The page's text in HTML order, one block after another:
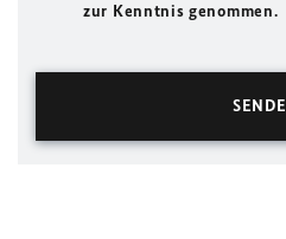
zur Kenntnis genommen.